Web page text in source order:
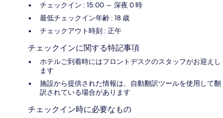
チェックイン : 15:00 ～ 深夜 0 時
最低チェックイン年齢 : 18 歳
チェックアウト時刻 : 正午
チェックインに関する特記事項
ホテルご到着時にはフロントデスクのスタッフがお迎えし
ます
施設から提供された情報は、自動翻訳ツールを使用して翻
訳されている場合があります
チェックイン時に必要なもの